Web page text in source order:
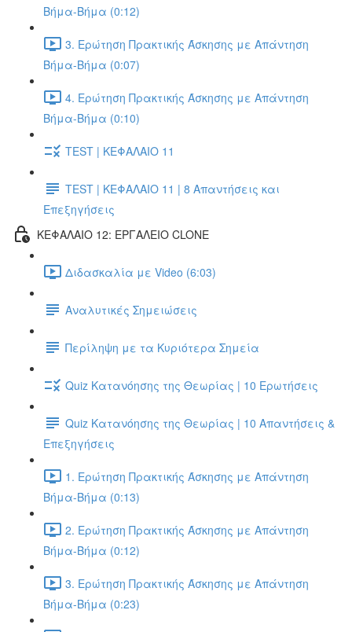
Βήμα-Βήμα (0:12)
3. Ερώτηση Πρακτικής Άσκησης με Απάντηση
Βήμα-Βήμα (0:07)
4. Ερώτηση Πρακτικής Άσκησης με Απάντηση
Βήμα-Βήμα (0:10)
TEST | ΚΕΦΑΛΑΙΟ 11
TEST | ΚΕΦΑΛΑΙΟ 11 | 8 Απαντήσεις και
Επεξηγήσεις
ΚΕΦΑΛΑΙΟ 12: ΕΡΓΑΛΕΙΟ CLONE
Διδασκαλία με Video (6:03)
Αναλυτικές Σημειώσεις
Περίληψη με τα Κυριότερα Σημεία
Quiz Κατανόησης της Θεωρίας | 10 Ερωτήσεις
Quiz Κατανόησης της Θεωρίας | 10 Απαντήσεις &
Επεξηγήσεις
1. Ερώτηση Πρακτικής Άσκησης με Απάντηση
Βήμα-Βήμα (0:13)
2. Ερώτηση Πρακτικής Άσκησης με Απάντηση
Βήμα-Βήμα (0:12)
3. Ερώτηση Πρακτικής Άσκησης με Απάντηση
Βήμα-Βήμα (0:23)